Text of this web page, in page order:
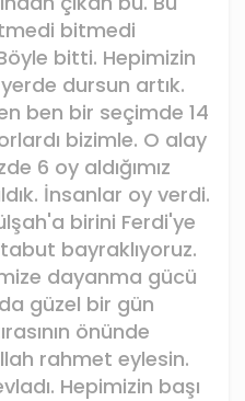
bitmedi
bitti. Hepimizin
dursun artık.
ben bir seçimde 14
bizimle. O alay
6 oy aldığımız
İnsanlar oy verdi.
birini Ferdi'ye
bayraklıyoruz.
dayanma gücü
güzel bir gün
önünde
rahmet eylesin.
Hepimizin başı